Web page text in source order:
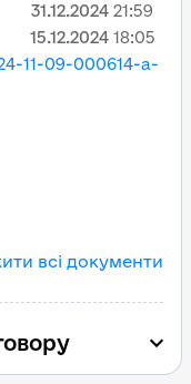
11-09-000614-a-
всі документи
31.12.2024 21:59
15.12.2024 18:05